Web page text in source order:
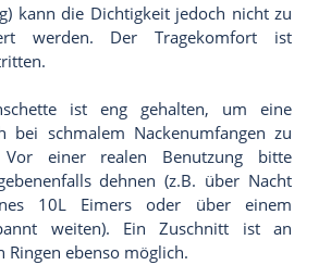
kann die Dichtigkeit jedoch nicht zu
werden. Der Tragekomfort ist
ist eng gehalten, um eine
bei schmalem Nackenumfangen zu
Vor einer realen Benutzung bitte
dehnen (z.B. über Nacht
10L Eimers oder über einem
weiten). Ein Zuschnitt ist an
Ringen ebenso möglich.